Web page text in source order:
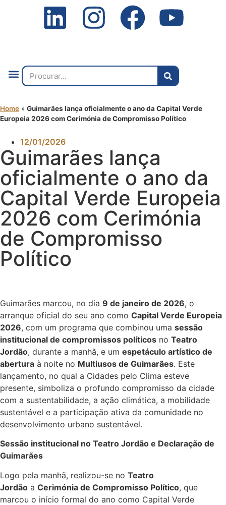
Home » Guimarães lança oficialmente o ano da Capital Verde
Europeia 2026 com Cerimónia de Compromisso Político
12/01/2026
Guimarães lança
oficialmente o ano da
Capital Verde Europeia
2026 com Cerimónia
de Compromisso
Político
Guimarães marcou, no dia 9 de janeiro de 2026, o
arranque oficial do seu ano como Capital Verde Europeia
2026, com um programa que combinou uma sessão
institucional de compromissos políticos no Teatro
Jordão, durante a manhã, e um espetáculo artístico de
abertura à noite no Multiusos de Guimarães. Este
lançamento, no qual a Cidades pelo Clima esteve
presente, simboliza o profundo compromisso da cidade
com a sustentabilidade, a ação climática, a mobilidade
sustentável e a participação ativa da comunidade no
desenvolvimento urbano sustentável.
Sessão institucional no Teatro Jordão e Declaração de
Guimarães
Logo pela manhã, realizou-se no Teatro
Jordão a Cerimónia de Compromisso Político, que
marcou o início formal do ano como Capital Verde